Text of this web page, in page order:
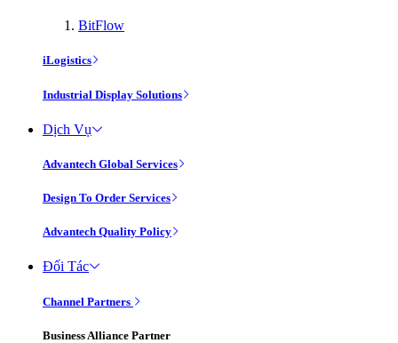
BitFlow
iLogistics
Industrial Display Solutions
Dịch Vụ
Advantech Global Services
Design To Order Services
Advantech Quality Policy
Đối Tác
Channel Partners
Business Alliance Partner